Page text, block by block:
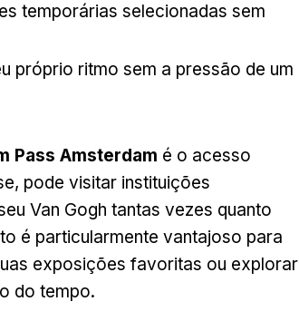
temporárias selecionadas sem
próprio ritmo sem a pressão de um
Pass Amsterdam é o acesso
pode visitar instituições
Van Gogh tantas vezes quanto
é particularmente vantajoso para
exposições favoritas ou explorar
do tempo.